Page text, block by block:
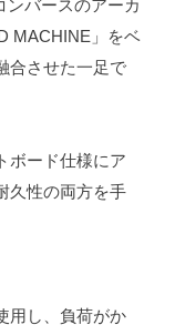
ンバースのアーカ
MACHINE」をベ
合させた一足で
ボード仕様にア
久性の両方を手
用し、負荷がか